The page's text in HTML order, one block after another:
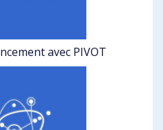
avec PIVOT